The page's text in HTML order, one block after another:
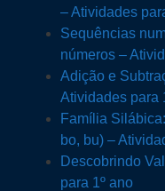
– Atividades
Sequências
números –
Adição e
Atividades para
Família
bo, bu) –
Descobrindo
para 1º ano